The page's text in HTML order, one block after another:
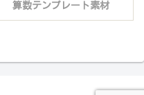
算数テンプレート素材